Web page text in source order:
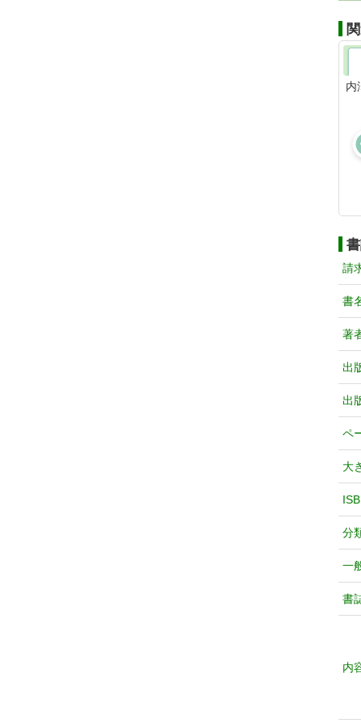
内
請
書
著
出
出
ペ
大
分
一
書
内